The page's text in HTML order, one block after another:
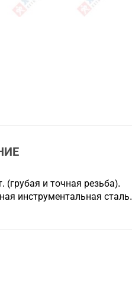
(грубая и точная резьба).
инструментальная сталь.